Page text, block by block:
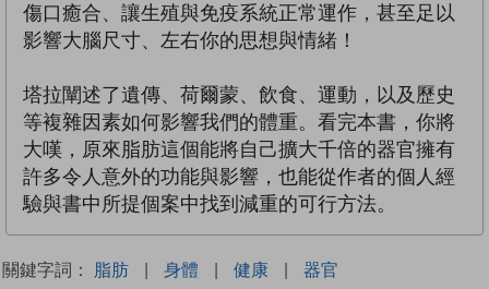
傷口癒合、讓生殖與免疫系統正常運作，甚至足以
影響大腦尺寸、左右你的思想與情緒！
塔拉闡述了遺傳、荷爾蒙、飲食、運動，以及歷史
等複雜因素如何影響我們的體重。看完本書，你將
大嘆，原來脂肪這個能將自己擴大千倍的器官擁有
許多令人意外的功能與影響，也能從作者的個人經
驗與書中所提個案中找到減重的可行方法。
關鍵字詞： 脂肪 | 身體 | 健康 | 器官